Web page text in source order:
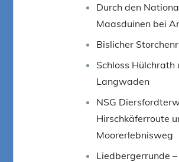
Durch den
Maasduinen bei
Bislicher
Schloss Hülchrath
Langwaden
NSG
Hirschkäferroute
Moorerlebnisweg
Liedbergerrunde